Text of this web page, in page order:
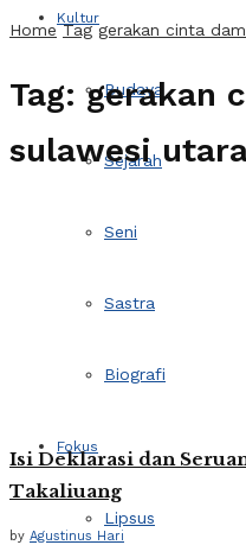
Kultur
Budaya
Sejarah
Seni
Sastra
Biografi
Fokus
Lipsus
Home Tag gerakan cinta
Tag:gerakan
sulawesi
Isi Deklarasi dan
Takaliuang
by Agustinus Hari